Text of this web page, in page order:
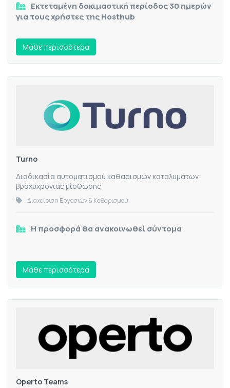
Εκτεταμένη δοκιμαστική περίοδος 30 ημερών
για τους χρήστες της Hosthub
Mάθε περισσότερα
Turno
Διαδικασία αυτοματισμού καθαρισμών καταλυμάτων
βραχυχρόνιας μίσθωσης
Διαχείριση Εργασιών & Καθαρισμού
Η προσφορά θα ανακοινωθεί σύντομα
Mάθε περισσότερα
Operto Teams